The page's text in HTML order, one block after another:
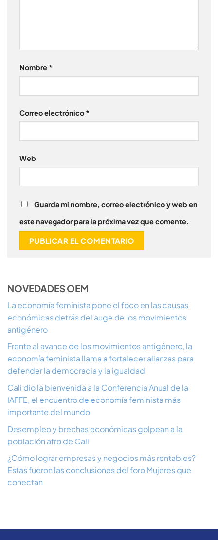
Nombre *
Correo electrónico *
Web
Guarda mi nombre, correo electrónico y web en
este navegador para la próxima vez que comente.
NOVEDADES OEM
La economía feminista pone el foco en las causas
económicas detrás del auge de los movimientos
antigénero
Frente al avance de los movimientos antigénero, la
economía feminista llama a fortalecer alianzas para
defender la democracia y la igualdad
Cali dio la bienvenida a la Conferencia Anual de la
IAFFE, el encuentro de economía feminista más
importante del mundo
Desempleo y brechas económicas golpean a la
población afro de Cali
¿Cómo lograr empresas y negocios más rentables?
Estas fueron las conclusiones del foro Mujeres que
conectan